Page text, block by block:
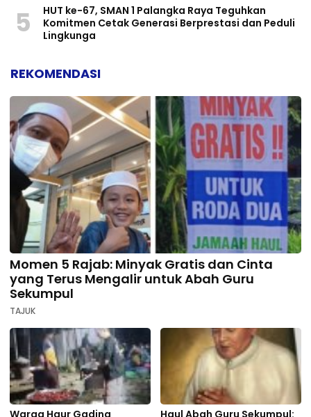
5
HUT ke-67, SMAN 1 Palangka Raya Teguhkan
Komitmen Cetak Generasi Berprestasi dan Peduli
Lingkunga
REKOMENDASI
Momen 5 Rajab: Minyak Gratis dan Cinta
yang Terus Mengalir untuk Abah Guru
Sekumpul
TAJUK
Warga Haur Gading
Haul Abah Guru Sekumpul: